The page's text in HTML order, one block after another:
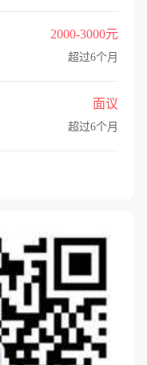
2000-3000元
超过6个月
面议
超过6个月